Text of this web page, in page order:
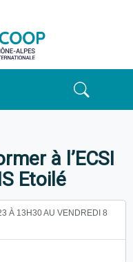
à l’ECSI
Etoilé
À 13H30 AU VENDREDI 8